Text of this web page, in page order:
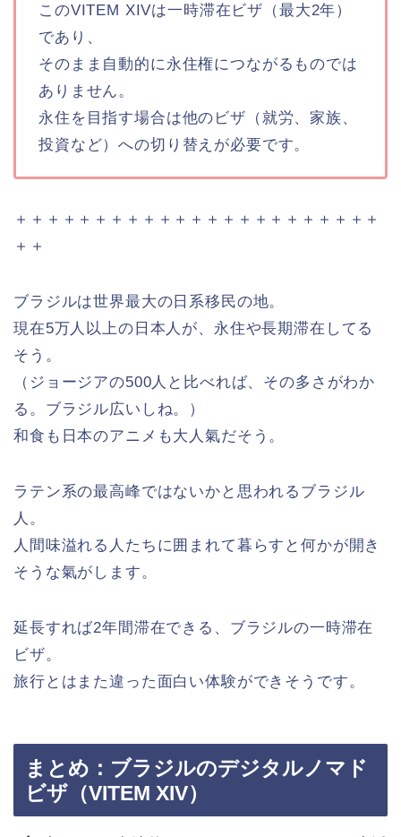
このVITEM XIVは一時滞在ビザ（最大2年）
であり、
そのまま自動的に永住権につながるものでは
ありません。
永住を目指す場合は他のビザ（就労、家族、
投資など）への切り替えが必要です。
＋＋＋＋＋＋＋＋＋＋＋＋＋＋＋＋＋＋＋＋＋＋＋
＋＋
ブラジルは世界最大の日系移民の地。
現在5万人以上の日本人が、永住や長期滞在してる
そう。
（ジョージアの500人と比べれば、その多さがわか
る。ブラジル広いしね。）
和食も日本のアニメも大人氣だそう。
ラテン系の最高峰ではないかと思われるブラジル
人。
人間味溢れる人たちに囲まれて暮らすと何かが開き
そうな氣がします。
延長すれば2年間滞在できる、ブラジルの一時滞在
ビザ。
旅行とはまた違った面白い体験ができそうです。
まとめ：ブラジルのデジタルノマド
ビザ（VITEM XIV）